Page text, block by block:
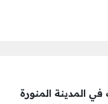
المدينة المنورة